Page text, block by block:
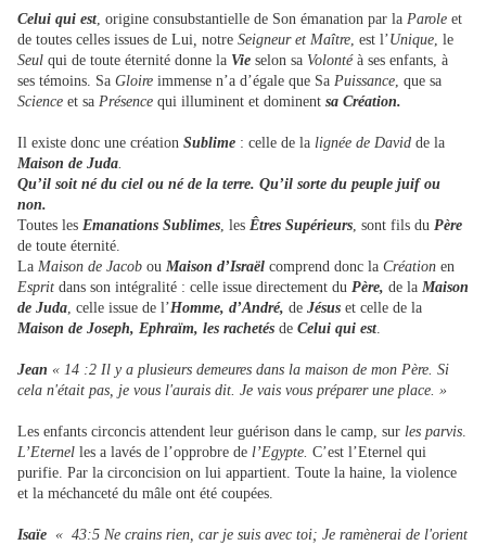
Celui qui est, origine consubstantielle de Son émanation par la Parole et
de toutes celles issues de Lui, notre Seigneur et Maître, est l’Unique, le
Seul qui de toute éternité donne la Vie selon sa Volonté à ses enfants, à
ses témoins. Sa Gloire immense n’a d’égale que Sa Puissance, que sa
Science et sa Présence qui illuminent et dominent sa Création.
Il existe donc une création Sublime : celle de la lignée de David de la
Maison de Juda.
Qu’il soit né du ciel ou né de la terre. Qu’il sorte du peuple juif ou
non.
Toutes les Emanations Sublimes, les Êtres Supérieurs, sont fils du Père
de toute éternité.
La Maison de Jacob ou Maison d’Israël comprend donc la Création en
Esprit dans son intégralité : celle issue directement du Père, de la Maison
de Juda, celle issue de l’Homme, d’André, de Jésus et celle de la
Maison de Joseph, Ephraïm, les rachetés de Celui qui est.
Jean « 14 :2 Il y a plusieurs demeures dans la maison de mon Père. Si
cela n'était pas, je vous l'aurais dit. Je vais vous préparer une place. »
Les enfants circoncis attendent leur guérison dans le camp, sur les parvis.
L’Eternel les a lavés de l’opprobre de l’Egypte. C’est l’Eternel qui
purifie. Par la circoncision on lui appartient. Toute la haine, la violence
et la méchanceté du mâle ont été coupées.
Isaïe « 43:5 Ne crains rien, car je suis avec toi; Je ramènerai de l'orient